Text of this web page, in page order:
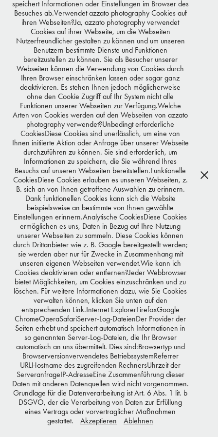
LENA GERCKE
You may also like
HEINO FERCH
© 2026 MAYK AZZATO - ALL RIGHTS RESERVED
speichert Informationen oder Einstellungen im Browser des
Besuches ab.Verwendet azzato photography Cookies auf
ihren Webseiten?Ja, azzato photography verwendet
Cookies auf ihrer Webseite, um die Webseiten
Nutzerfreundlicher gestalten zu können und um unseren
Benutzern bestimmte Dienste und Funktionen
bereitzustellen zu können. Sie als Besucher unserer
Webseiten können die Verwendung von Cookies durch
Ihren Browser einschränken lassen oder sogar ganz
deaktivieren. Es stehen Ihnen jedoch möglicherweise
ohne den Cookie Zugriff auf Ihr System nicht alle
Funktionen unserer Webseiten zur Verfügung.Welche
Arten von Cookies werden auf den Webseiten von azzato
photography verwendet?Unbedingt erforderliche
CookiesDiese Cookies sind unerlässlich, um eine von
Ihnen initiierte Aktion oder Anfrage über unserer Webseite
durchzuführen zu können. Sie sind erforderlich, um
Informationen zu speichern, die Sie während Ihres
Besuchs auf unseren Webseiten bereitstellen.Funktionelle
CookiesDiese Cookies erlauben es unseren Webseiten, z.
B. sich an von Ihnen getroffene Auswahlen zu erinnern.
Dank funktionellen Cookies kann sich die Website
beispielsweise an bestimmte von Ihnen gewählte
Einstellungen erinnern.Analytische CookiesDiese Cookies
ermöglichen es uns, Daten in Bezug auf Ihre Nutzung
unserer Webseiten zu sammeln. Diese Cookies können
durch Drittanbieter wie z. B. Google bereitgestellt werden;
sie werden aber nur für Zwecke in Zusammenhang mit
unseren eigenen Webseiten verwendet.Wie kann ich
Cookies deaktivieren oder entfernen?Jeder Webbrowser
bietet Möglichkeiten, um Cookies einzuschränken und zu
löschen. Für weitere Informationen dazu, wie Sie Cookies
verwalten können, klicken Sie unten auf den
entsprechenden Link.Internet ExplorerFirefoxGoogle
ChromeOperaSafariServer-Log-DateienDer Provider der
Seiten erhebt und speichert automatisch Informationen in
so genannten Server-Log-Dateien, die Ihr Browser
automatisch an uns übermittelt. Dies sind:Browsertyp und
Browserversionverwendetes BetriebssystemReferrer
URLHostname des zugreifenden RechnersUhrzeit der
ServeranfrageIP-AdresseEine Zusammenführung dieser
Daten mit anderen Datenquellen wird nicht vorgenommen.
Grundlage für die Datenverarbeitung ist Art. 6 Abs. 1 lit. b
DSGVO, der die Verarbeitung von Daten zur Erfüllung
eines Vertrags oder vorvertraglicher Maßnahmen
gestattet.
Akzeptieren Ablehnen